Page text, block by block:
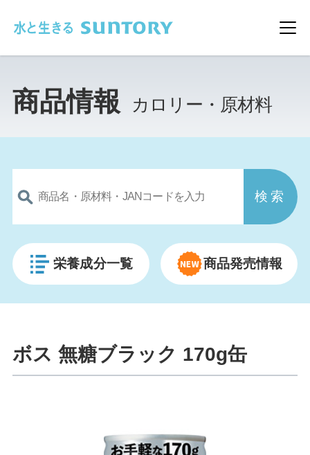
メ
商品情報 カロリー・原材料
栄養成分一覧 商品発売情報
ボス 無糖ブラック 170g缶